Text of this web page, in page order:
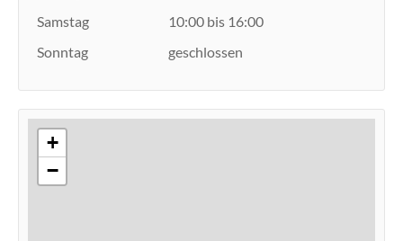
Samstag
10:00 bis 16:00
Sonntag
geschlossen
+
−